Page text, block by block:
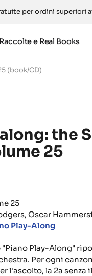
per ordini superiori
Raccolte e Real Books
(book/CD)
the
25
25
Oscar
Play-Along
Play-Along"
Per ogni
l'ascolto, la 2a senza